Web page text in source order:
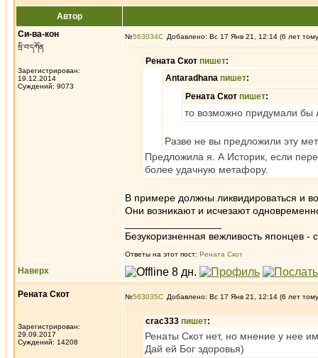
Автор
Си-ва-кон
སྲི་བ་དཀོན
Зарегистрирован:
19.12.2014
Суждений: 9073
№563034 Добавлено: Вс 17 Янв 21, 12:14 (6 лет
Рената Скот пишет:
Antaradhana пишет:
Рената Скот пишет:
то возможно придумали
Разве не вы предложили эту
Предложила я. А Историк, если
более удачную метафору.
В примере должны ликвидироваться и
Они возникают и исчезают
Безукоризненная вежливость японцев -
Ответы на этот пост: Рената Скот
Наверх
Рената Скот
Зарегистрирован:
29.09.2017
Суждений: 14208
№563035 Добавлено: Вс 17 Янв 21, 12:14 (6 лет
crac333 пишет:
Ренаты Скот нет, но мнение у нее
Дай ей Бог здоровья)